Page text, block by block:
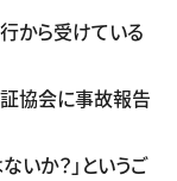
から受けている
協会に事故報告
いか？」というご